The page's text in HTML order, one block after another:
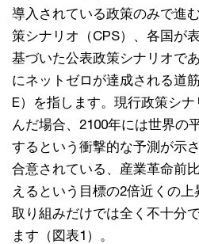
導入されている政策のみで進
策シナリオ（CPS）、各国が
基づいた公表政策シナリオで
にネットゼロが達成される道
E）を指します。現行政策シ
んだ場合、2100年には世界の
するという衝撃的な予測が示
合意されている、産業革命前
えるという目標の2倍近くの
取り組みだけでは全く不十分
ます（図表1）。